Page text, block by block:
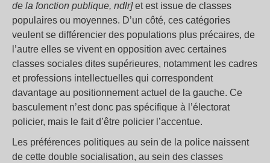
de la fonction publique, ndlr]et est issue de classes
populaires ou moyennes. D’un côté, ces catégories
veulent se différencier des populations plus précaires, de
l’autre elles se vivent en opposition avec certaines
classes sociales dites supérieures, notamment les cadres
et professions intellectuelles qui correspondent
davantage au positionnement actuel de la gauche. Ce
basculement n’est donc pas spécifique à l’électorat
policier, mais le fait d’être policier l’accentue.
Les préférences politiques au sein de la police naissent
de cette double socialisation, au sein des classes